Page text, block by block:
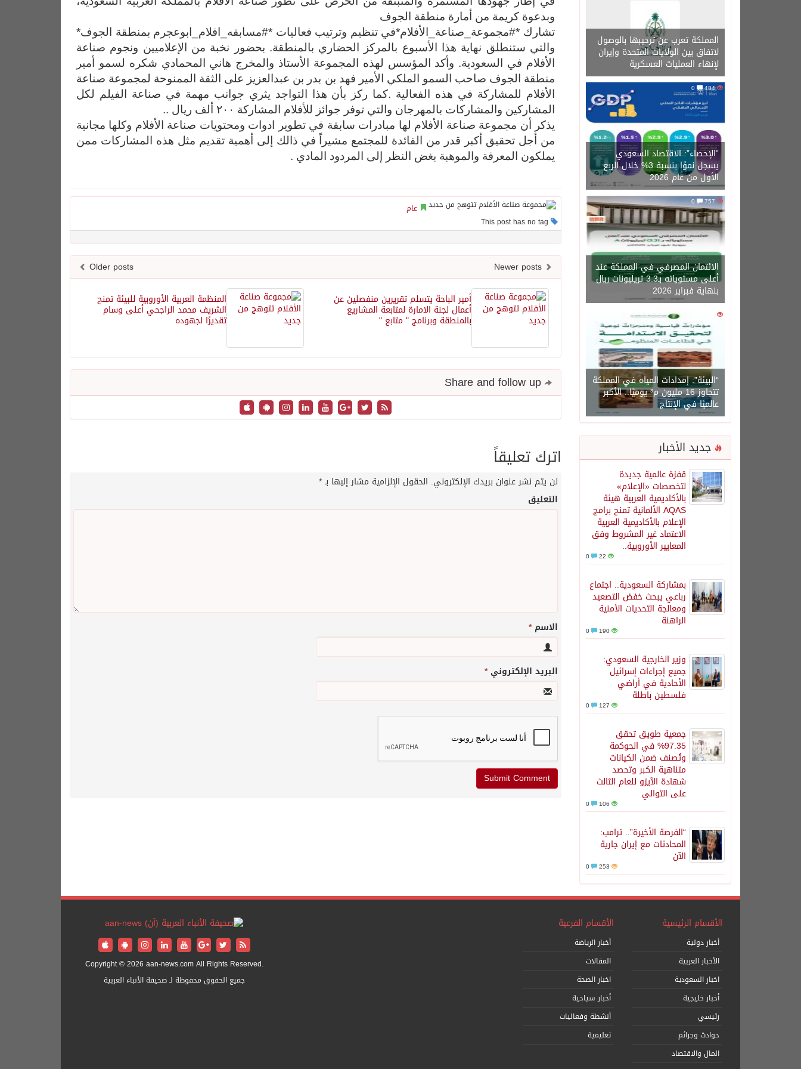
المملكة تعرب عن ترحيبها بالوصول
لاتفاق بين الولايات المتحدة وإيران
لإنهاء العمليات العسكرية
484
“الإحصاء”: الاقتصاد السعودي
يسجل نموًا بنسبة 3% خلال الربع
الأول من عام 2026
757
0
الائتمان المصرفي في المملكة عند
أعلى مستوياته بـ3.3 تريليونات ريال
بنهاية فبراير 2026
1450
“البيئة”: إمدادات المياه في المملكة
تتجاوز 16 مليون م³ يوميًا.. الأكبر
عالميًا في الإنتاج
جديد الأخبار
قفزة عالمية جديدة
لتخصصات «الإعلام»
بالأكاديمية العربية هيئة
AQAS الألمانية تمنح برامج
الإعلام بالأكاديمية العربية
الاعتماد غير المشروط وفق
المعايير الأوروبية..
22
بمشاركة السعودية.. اجتماع
رباعي يبحث خفض التصعيد
ومعالجة التحديات الأمنية
الراهنة
190
وزير الخارجية السعودي:
جميع إجراءات إسرائيل
الأحادية في أراضي
فلسطين باطلة
127
جمعية طويق تحقق
97.35% في الحوكمة
وتُصنف ضمن الكيانات
متناهية الكبر وتحصد
شهادة الآيزو للعام الثالث
على التوالي
106
“الفرصة الأخيرة”.. ترامب:
المحادثات مع إيران جارية
الآن
253
وبدعوة كريمة من أمارة منطقة الجوف
تشارك *#مجموعة_صناعة_الأفلام*في تنظيم وترتيب فعاليات *#مسابقه_افلام_ابوعجرم بمنطقة الجوف*
والتي ستنطلق نهاية هذا الأسبوع بالمركز الحضاري بالمنطقة. بحضور نخبة من الإعلاميين ونجوم صناعة
الأفلام في السعودية. وأكد المؤسس لهذه المجموعة الأستاذ والمخرج هاني المحمادي شكره لسمو أمير
منطقة الجوف صاحب السمو الملكي الأمير فهد بن بدر بن عبدالعزيز على الثقة الممنوحة لمجموعة صناعة
الأفلام للمشاركة في هذه الفعالية .كما ركز بأن هذا التواجد يثري جوانب مهمة في صناعة الفيلم لكل
المشاركين والمشاركات بالمهرجان والتي توفر جوائز للأفلام المشاركة ٢٠٠ ألف ريال ..
يذكر أن مجموعة صناعة الأفلام لها مبادرات سابقة في تطوير ادوات ومحتويات صناعة الأفلام وكلها مجانية
من أجل تحقيق أكبر قدر من الفائدة للمجتمع مشيراً في ذالك إلى أهمية تقديم مثل هذه المشاركات ممن
يملكون المعرفة والموهبة بغض النظر إلى المردود المادي .
عام
Older posts
المنظمة العربية الأوروبية للبيئة تمنح
الشريف محمد الراجحي أعلى وسام
تقديرًا لجهوده
أمير الباحة يتسلم تقريرين منفصلين عن
أعمال لجنة الامارة لمتابعة المشاريع
بالمنطقة وبرنامج " متابع "
اترك تعليقاً
لن يتم نشر عنوان بريدك الإلكتروني. الحقول الإلزامية مشار إليها بـ*
التعليق
الاسم*
البريد الإلكتروني*
الأقسام الرئيسية
أخبار دولية
الأخبار العربية
اخبار السعودية
أخبار خليجية
رئيسي
حوادث وجرائم
المال والاقتصاد
الأقسام الفرعية
أخبار الرياضة
المقالات
اخبار الصحة
أخبار سياحية
أنشطة وفعاليات
تعليمية
Copyright © 2026 aan-news.com All Rights Reserved.
جميع الحقوق محفوظة لـ صحيفة الأنباء العربية